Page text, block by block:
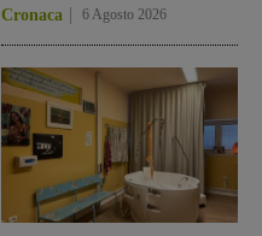
Cronaca 6 Agosto 2026